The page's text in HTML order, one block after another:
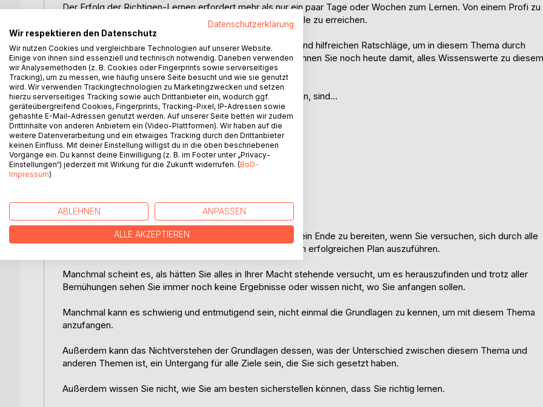
Der Erfolg der Richtigen-Lernen erfordert mehr als nur ein paar Tage oder Wochen zum Lernen. Von einem Profi zu
lernen ist ein Vorteil und kann Ihnen helfen, Ihre Gesamtziele zu erreichen.
In diesem Leitfaden zeigen wir Ihnen alle genauen Tipps und hilfreichen Ratschläge, um in diesem Thema durch
das, was wir Sucht nennen, erfolgreicher zu werden. Beginnen Sie noch heute damit, alles Wissenswerte zu diesem
Thema zu erfahren.
Einige der Lektionen, die Sie in diesem Buch lernen werden, sind...
- Anzeichen einer Sucht
- Umgang mit Sucht und Familie
- Jenseits von Angst und Sucht
- Der Unterschied zwischen Gewohnheit und Sucht
- Befreiung von der Drogensucht
- Und noch viel mehr...
Dieser Leitfaden soll Ihnen dabei helfen, Ihrer Frustration ein Ende zu bereiten, wenn Sie versuchen, sich durch alle
Informationen zu wühlen, die Sie wissen müssen, um einen erfolgreichen Plan auszuführen.
Manchmal scheint es, als hätten Sie alles in Ihrer Macht stehende versucht, um es herauszufinden und trotz aller
Bemühungen sehen Sie immer noch keine Ergebnisse oder wissen nicht, wo Sie anfangen sollen.
Manchmal kann es schwierig und entmutigend sein, nicht einmal die Grundlagen zu kennen, um mit diesem Thema
anzufangen.
Außerdem kann das Nichtverstehen der Grundlagen dessen, was der Unterschied zwischen diesem Thema und
anderen Themen ist, ein Untergang für alle Ziele sein, die Sie sich gesetzt haben.
Außerdem wissen Sie nicht, wie Sie am besten sicherstellen können, dass Sie richtig lernen.
Datenschutzerklärung
Wir respektieren den Datenschutz
Wir nutzen Cookies und vergleichbare Technologien auf unserer Website.
Einige von ihnen sind essenziell und technisch notwendig. Daneben verwenden
wir Analysemethoden (z. B. Cookies oder Fingerprints sowie serverseitiges
Tracking), um zu messen, wie häufig unsere Seite besucht und wie sie genutzt
wird. Wir verwenden Trackingtechnologien zu Marketingzwecken und setzen
hierzu serverseitiges Tracking sowie auch Drittanbieter ein, wodurch ggf.
geräteübergreifend Cookies, Fingerprints, Tracking-Pixel, IP-Adressen sowie
gehashte E-Mail-Adressen genutzt werden. Auf unserer Seite betten wir zudem
Drittinhalte von anderen Anbietern ein (Video-Plattformen). Wir haben auf die
weitere Datenverarbeitung und ein etwaiges Tracking durch den Drittanbieter
keinen Einfluss. Mit deiner Einstellung willigst du in die oben beschriebenen
Vorgänge ein. Du kannst deine Einwilligung (z. B. im Footer unter „Privacy-
Einstellungen“) jederzeit mit Wirkung für die Zukunft widerrufen. (BoD-
Impressum)
ABLEHNEN ANPASSEN
ALLE AKZEPTIEREN